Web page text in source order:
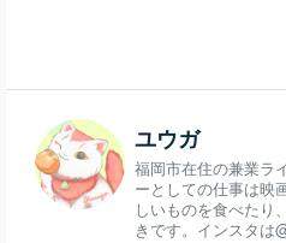
ユウガ
福岡市在住の兼業ラ
ーとしての仕事は映
しいものを食べたり
きです。インスタは